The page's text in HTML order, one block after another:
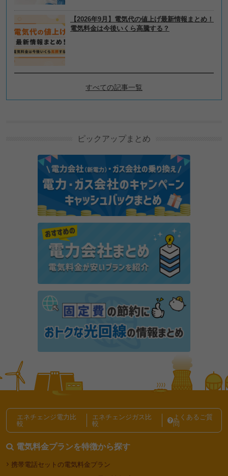
【2026年9月】電気代の値上げ最新情報まとめ！
電気料金は今後いくら高騰する？
すべての記事一覧
エアコン（冷房）1時間の電気代を実測！室内温度を
ベトナムで使えるVPN｜おすすめ3選と選び方を解説
auでんちとは？サービス内容や電気料金が割引され
る仕組みを解説
電気代の内訳の調べ方は？料金が高くなる理由と節約
東京で一人暮らしの光熱費は平均いくら？電気代・ガ
ス代の節約方法も解説
ピックアップまとめ
エネチェンジ電力比
較
エネチェンジガス比
較
よくあるご質
問
電気料金プランを特徴から探す
携帯電話セットの電気料金プラン